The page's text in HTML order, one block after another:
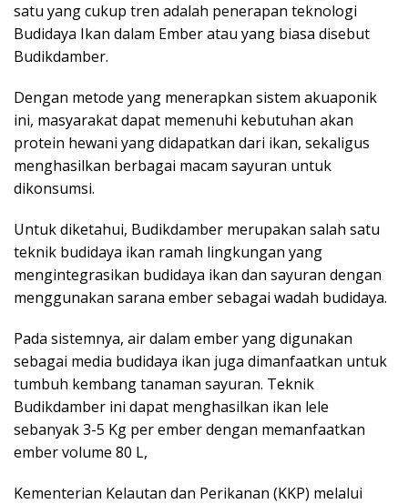
satu yang cukup tren adalah penerapan teknologi
Budidaya Ikan dalam Ember atau yang biasa disebut
Budikdamber.
Dengan metode yang menerapkan sistem akuaponik
ini, masyarakat dapat memenuhi kebutuhan akan
protein hewani yang didapatkan dari ikan, sekaligus
menghasilkan berbagai macam sayuran untuk
dikonsumsi.
Untuk diketahui, Budikdamber merupakan salah satu
teknik budidaya ikan ramah lingkungan yang
mengintegrasikan budidaya ikan dan sayuran dengan
menggunakan sarana ember sebagai wadah budidaya.
Pada sistemnya, air dalam ember yang digunakan
sebagai media budidaya ikan juga dimanfaatkan untuk
tumbuh kembang tanaman sayuran. Teknik
Budikdamber ini dapat menghasilkan ikan lele
sebanyak 3-5 Kg per ember dengan memanfaatkan
ember volume 80 L,
Kementerian Kelautan dan Perikanan (KKP) melalui